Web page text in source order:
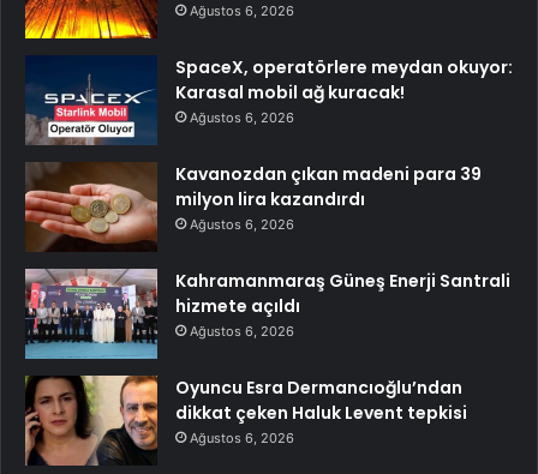
Ağustos 6, 2026
SpaceX, operatörlere meydan okuyor:
Karasal mobil ağ kuracak!
Ağustos 6, 2026
Kavanozdan çıkan madeni para 39
milyon lira kazandırdı
Ağustos 6, 2026
Kahramanmaraş Güneş Enerji Santrali
hizmete açıldı
Ağustos 6, 2026
Oyuncu Esra Dermancıoğlu’ndan
dikkat çeken Haluk Levent tepkisi
Ağustos 6, 2026